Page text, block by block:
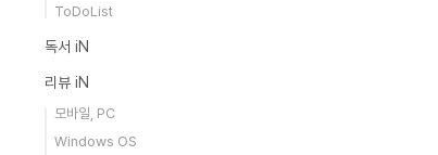
ToDoList
독서 iN
리뷰 iN
모바일, PC
Windows OS